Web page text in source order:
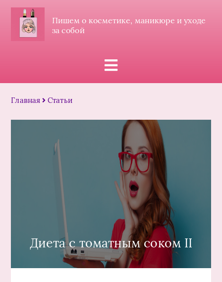
Пишем о косметике, маникюре и уходе
за собой
Главная Статьи
Диета с томатным соком II